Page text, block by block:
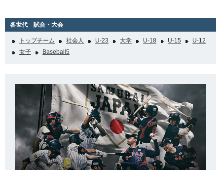
各世代 試合・大会
トップチーム 社会人 U-23 大学 U-18 U-15
U-12
女子
Baseball5